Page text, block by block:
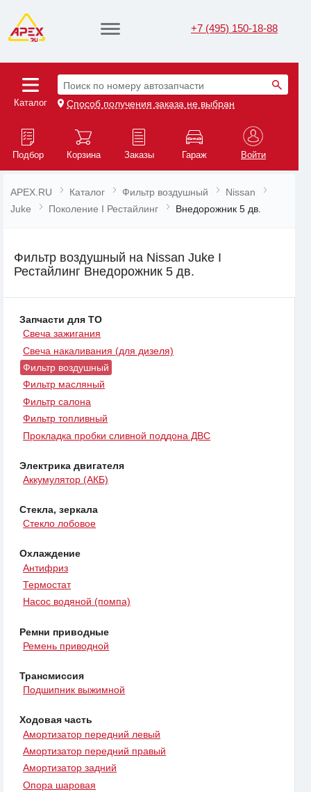
+7 (495) 150-18-88
Каталог
Поиск по номеру автозапчасти
Способ получения заказа не выбран
Подбор Корзина Заказы Гараж Войти
APEX.RU Каталог Фильтр воздушный
Nissan
Juke
Поколение I Рестайлинг Внедорожник 5 дв.
Фильтр воздушный на Nissan Juke I
Рестайлинг Внедорожник 5 дв.
Запчасти для ТО
Свеча зажигания
Свеча накаливания (для дизеля)
Фильтр воздушный
Фильтр масляный
Фильтр салона
Фильтр топливный
Прокладка пробки сливной поддона ДВС
Электрика двигателя
Аккумулятор (АКБ)
Стекла, зеркала
Стекло лобовое
Охлаждение
Антифриз
Термостат
Насос водяной (помпа)
Ремни приводные
Ремень приводной
Трансмиссия
Подшипник выжимной
Ходовая часть
Амортизатор передний левый
Амортизатор передний правый
Амортизатор задний
Опора шаровая